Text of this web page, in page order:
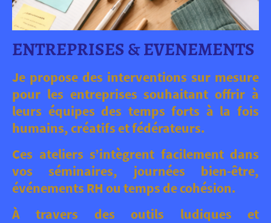
ENTREPRISES & EVENEMENTS
Je propose des interventions sur mesure
pour les entreprises souhaitant offrir à
leurs équipes des temps forts à la fois
humains, créatifs et fédérateurs.
Ces ateliers s’intègrent facilement dans
vos séminaires, journées bien-être,
événements RH ou temps de cohésion.
À travers des outils ludiques et